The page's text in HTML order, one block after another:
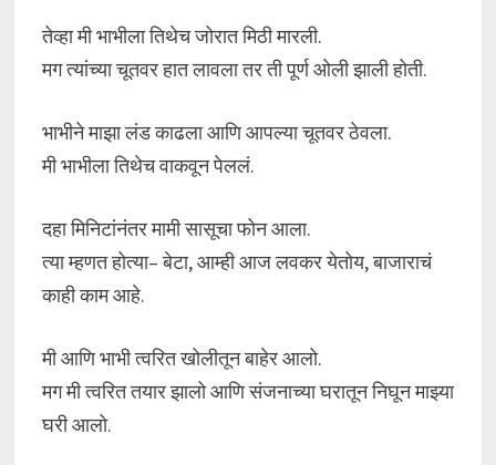
तेव्हा मी भाभीला तिथेच जोरात मिठी मारली.
मग त्यांच्या चूतवर हात लावला तर ती पूर्ण ओली झाली होती.
भाभीने माझा लंड काढला आणि आपल्या चूतवर ठेवला.
मी भाभीला तिथेच वाकवून पेललं.
दहा मिनिटांनंतर मामी सासूचा फोन आला.
त्या म्हणत होत्या– बेटा, आम्ही आज लवकर येतोय, बाजाराचं
काही काम आहे.
मी आणि भाभी त्वरित खोलीतून बाहेर आलो.
मग मी त्वरित तयार झालो आणि संजनाच्या घरातून निघून माझ्या
घरी आलो.